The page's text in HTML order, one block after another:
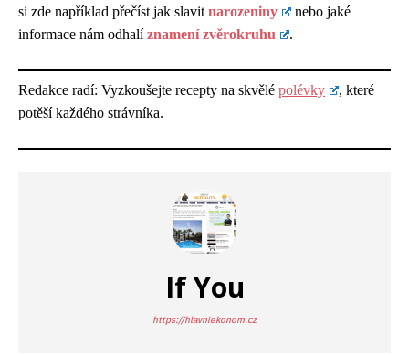
si zde například přečíst jak slavit narozeniny
nebo jaké
informace nám odhalíznamení zvěrokruhu .
Redakce radí: Vyzkoušejte recepty na skvělé polévky
, které
potěší každého strávníka.
If You
https://hlavniekonom.cz